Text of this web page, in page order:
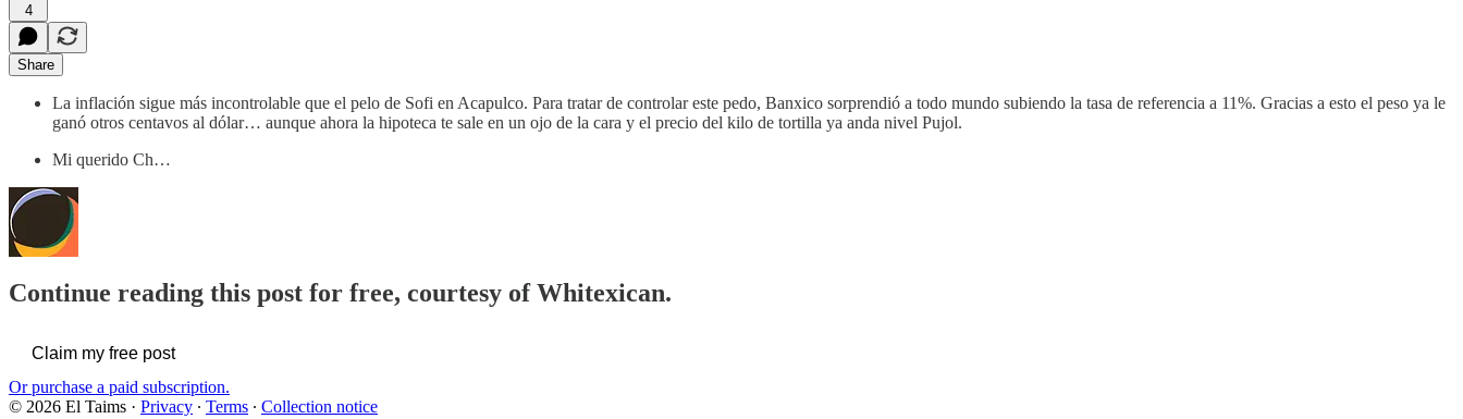
4
Share
La inflación sigue más incontrolable que el pelo de Sofi en Acapulco. Para tratar de controlar este pedo, Banxico sorprendió a todo mundo subiendo la tasa de referencia a 11%. Gracias a esto el peso ya le
ganó otros centavos al dólar… aunque ahora la hipoteca te sale en un ojo de la cara y el precio del kilo de tortilla ya anda nivel Pujol.
Mi querido Ch…
Continue reading this post for free, courtesy of Whitexican.
Claim my free post
Or purchase a paid subscription.
© 2026 El Taims · Privacy ∙ Terms ∙ Collection notice